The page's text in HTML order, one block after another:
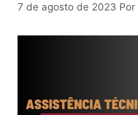
7 de agosto de 2023 Por